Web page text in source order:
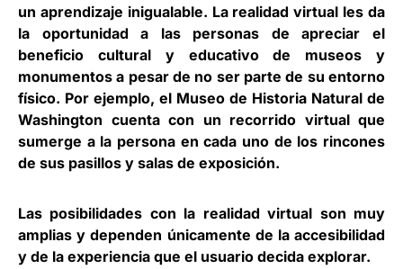
un aprendizaje inigualable. La realidad virtual les da
la oportunidad a las personas de apreciar el
beneficio cultural y educativo de museos y
monumentos a pesar de no ser parte de su entorno
físico. Por ejemplo, el Museo de Historia Natural de
Washington cuenta con un recorrido virtual que
sumerge a la persona en cada uno de los rincones
de sus pasillos y salas de exposición.
Las posibilidades con la realidad virtual son muy
amplias y dependen únicamente de la accesibilidad
y de la experiencia que el usuario decida explorar.